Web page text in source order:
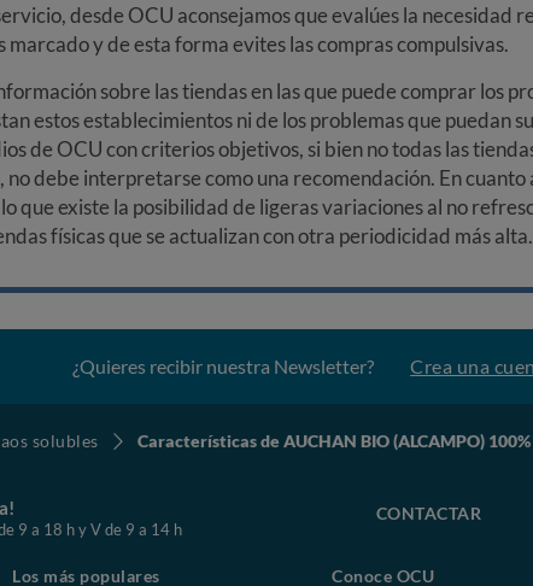
desde OCU aconsejamos que evalúes la necesidad
marcado y de esta forma evites las compras compulsivas.
sobre las tiendas en las que puede comprar los
estos establecimientos ni de los problemas que puedan
de OCU con criterios objetivos, si bien no todas las
no debe interpretarse como una recomendación. En
que existe la posibilidad de ligeras variaciones al no
físicas que se actualizan con otra periodicidad más alta.
¿Quieres recibir nuestra Newsletter? Crea una
solubles Características de AUCHAN BIO (ALCAMPO)
9 a 18 h y V de 9 a 14 h
CONTACTAR
Los más populares Conoce OCU